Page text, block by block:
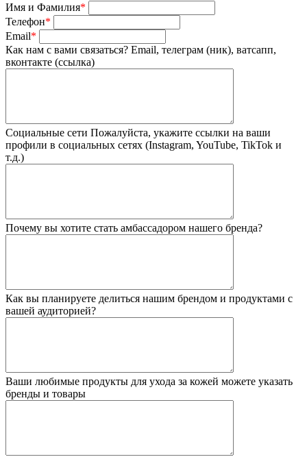
Имя и Фамилия*
Телефон*
Email*
Как нам с вами связаться? Email, телеграм (ник), ватсапп,
вконтакте (ссылка)
Социальные сети Пожалуйста, укажите ссылки на ваши
профили в социальных сетях (Instagram, YouTube, TikTok и
т.д.)
Почему вы хотите стать амбассадором нашего бренда?
Как вы планируете делиться нашим брендом и продуктами с
вашей аудиторией?
Ваши любимые продукты для ухода за кожей можете указать
бренды и товары